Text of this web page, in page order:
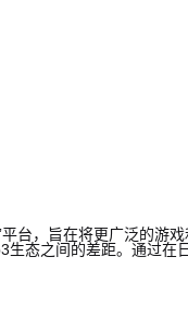
台，旨在将更广泛的游
生态之间的差距。通过